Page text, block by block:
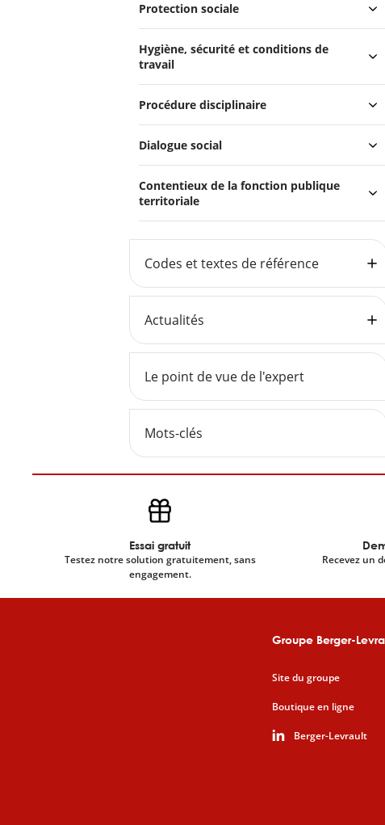
Protection sociale
Hygiène, sécurité et conditions de
travail
Procédure disciplinaire
Dialogue social
Contentieux de la fonction publique
territoriale
Codes et textes de référence
Actualités
Le point de vue de l'expert
Mots-clés
Essai gratuit
Testez notre solution gratuitement, sans
engagement.
Recevez un
Groupe Berger-
Site du groupe
Boutique en ligne
Berger-Levrault